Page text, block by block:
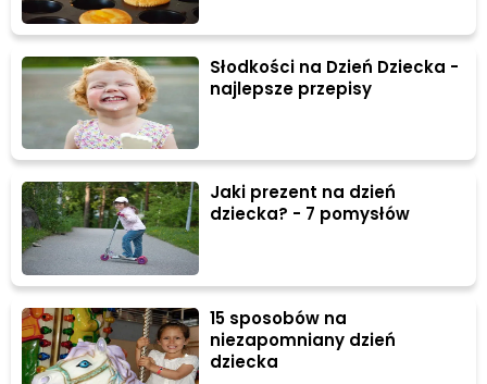
Słodkości na Dzień Dziecka -
najlepsze przepisy
Jaki prezent na dzień
dziecka? - 7 pomysłów
15 sposobów na
niezapomniany dzień
dziecka